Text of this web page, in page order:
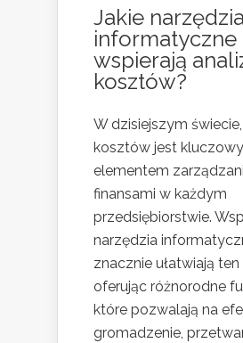
Jakie narzędzia
informatyczne
wspierają
kosztów?
W dzisiejszym
kosztów jest
elementem
finansami w każdym
przedsiębiorstwie.
narzędzia
znacznie ułatwiają ten
oferując różnorodne
które pozwalają na
gromadzenie,